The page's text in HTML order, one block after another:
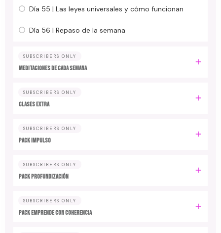
Día 55 | Las leyes universales y cómo funcionan
Día 56 | Repaso de la semana
SUBSCRIBERS ONLY
MEDITACIONES DE CADA SEMANA
SUBSCRIBERS ONLY
CLASES EXTRA
SUBSCRIBERS ONLY
PACK IMPULSO
SUBSCRIBERS ONLY
PACK PROFUNDIZACIÓN
SUBSCRIBERS ONLY
PACK EMPRENDE CON COHERENCIA